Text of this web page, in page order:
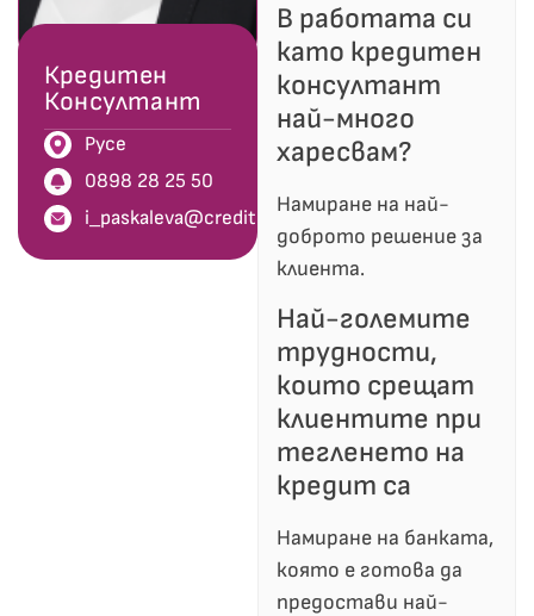
Кредитен
Консултант
Русе
0898 28 25 50
i_paskaleva@creditland.bg
В работата си
като кредитен
консултант
най-много
харесвам?
Намиране на най-
доброто решение за
клиента.
Най-големите
трудности,
които срещат
клиентите при
тегленето на
кредит са
Намиране на банката,
която е готова да
предостави най-